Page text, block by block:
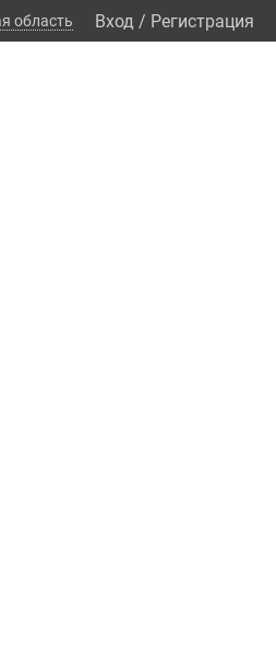
область Вход / Регистрация